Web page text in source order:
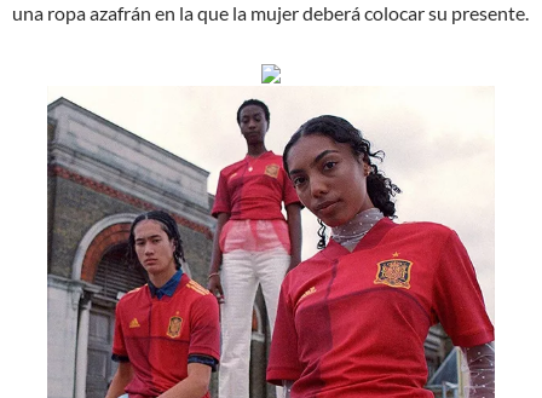
una ropa azafrán en la que la mujer deberá colocar su presente.